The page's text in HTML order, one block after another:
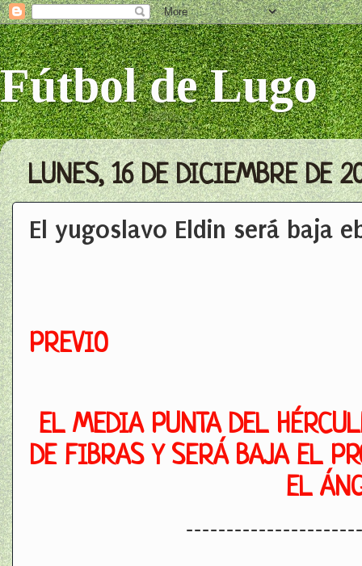
Fútbol de Lugo
LUNES, 16 DE DICIEMBRE DE
El yugoslavo Eldin será baja
PREVIO
EL MEDIA PUNTA DEL
DE FIBRAS Y SERÁ BAJA EL
EL